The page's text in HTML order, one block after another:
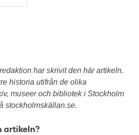
har skrivit den här artikeln.
historia utifrån de olika
museer och bibliotek i Stockholm
stockholmskällan.se.
artikeln?